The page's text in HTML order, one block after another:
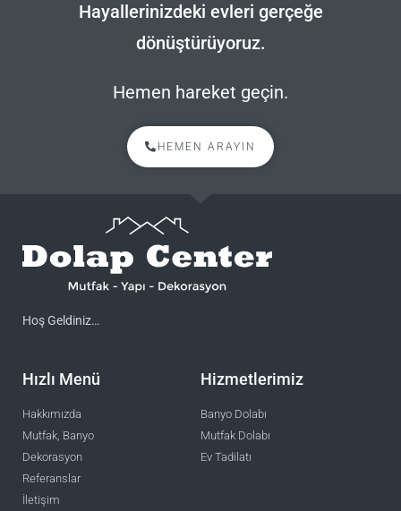
Hayallerinizdeki evleri gerçeğe
dönüştürüyoruz.
Hemen hareket geçin.
HEMEN ARAYIN
Hoş Geldiniz…
Hızlı Menü
Hakkımızda
Mutfak, Banyo
Dekorasyon
Referanslar
İletişim
Hizmetlerimiz
Banyo Dolabı
Mutfak Dolabı
Ev Tadilatı